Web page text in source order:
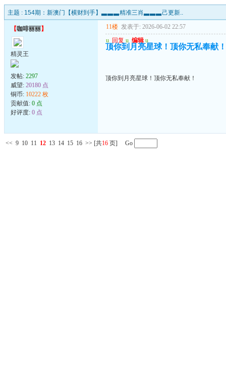
主题 : 154期：新澳门【横财到手】▃▃▃精准三肖▃▃▃己更新..
【咖啡丽丽】
精灵王
发帖: 2297
威望: 20180 点
铜币: 10222 枚
贡献值: 0 点
好评度: 0 点
11楼 发表于: 2026-06-02 22:57
u 回复 u 编辑 u
顶你到月亮星球！顶你无私奉献！
顶你到月亮星球！顶你无私奉献！
<< 9 10 11 12 13 14 15 16 >> [共16 页] Go